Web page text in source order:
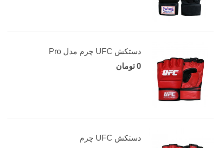
دستکش UFC چرم مدل Pro
0 تومان
دستکش UFC چرم